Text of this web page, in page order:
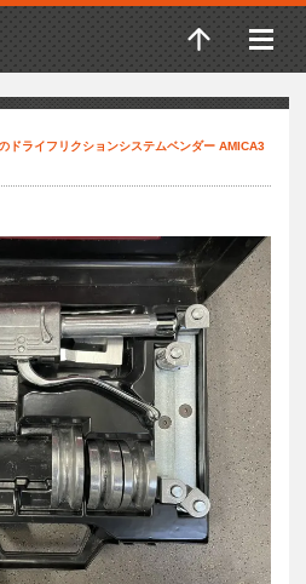
ドライフリクションシステムベンダー AMICA3